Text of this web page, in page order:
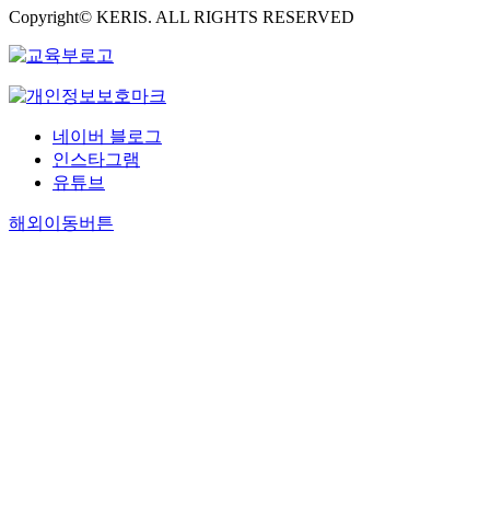
Copyright© KERIS. ALL RIGHTS RESERVED
네이버 블로그
인스타그램
유튜브
해외이동버튼